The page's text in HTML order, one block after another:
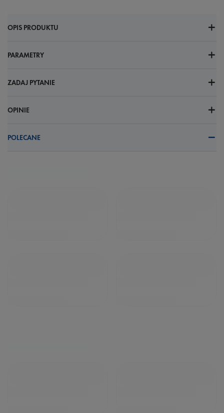
OPIS PRODUKTU
PARAMETRY
ZADAJ PYTANIE
OPINIE
POLECANE